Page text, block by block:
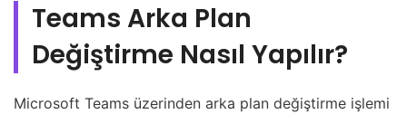
Teams Arka Plan
Değiştirme Nasıl Yapılır?
Microsoft Teams üzerinden arka plan değiştirme işlemi